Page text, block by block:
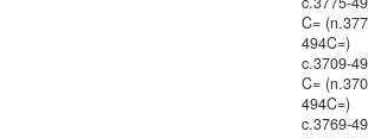
C=
494C=)
c.3709-
C=
494C=)
c.3769-